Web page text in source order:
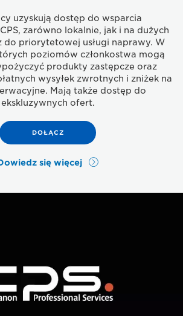
uzyskują dostęp do wsparcia
zarówno lokalnie, jak i na dużych
do priorytetowej usługi naprawy. W
poziomów członkostwa mogą
produkty zastępcze oraz
wysyłek zwrotnych i zniżek na
Mają także dostęp do
ekskluzywnych ofert.
DOŁĄCZ
się więcej